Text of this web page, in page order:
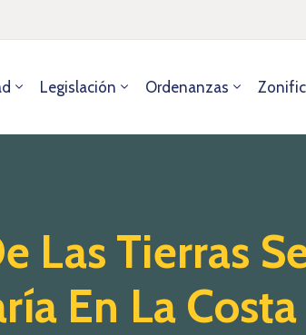
Legislación Ordenanzas
Las Tierras
En La Costa